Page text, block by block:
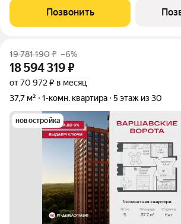
и функциональностью, жизнью сегодня и
будущим. Коротко о важном:
Позвонить
19 781 190₽ –6%
18 594 319₽
от 70 972 ₽ в месяц
37,7 м²
1-комн. квартира 5 этаж из 30
новостройка